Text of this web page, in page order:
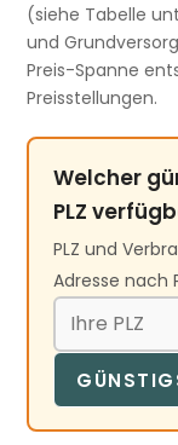
(siehe Tabelle
und
Preis-Spanne
Preisstellungen.
Welcher
PLZ
PLZ und
Adresse nach